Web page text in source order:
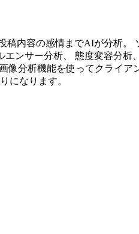
稿内容の感情までAIが分析。
ンサー分析、 態度変容分析
分析機能を使ってクライア
になります。